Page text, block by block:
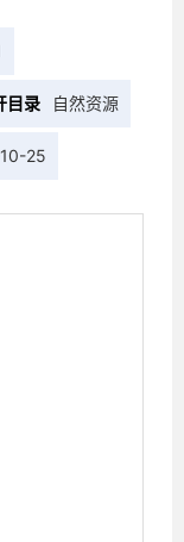
目录 自然资源
25